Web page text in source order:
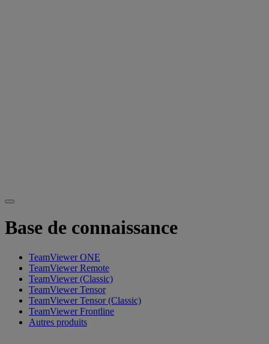
Base de connaissance
TeamViewer ONE
TeamViewer Remote
TeamViewer (Classic)
TeamViewer Tensor
TeamViewer Tensor (Classic)
TeamViewer Frontline
Autres produits